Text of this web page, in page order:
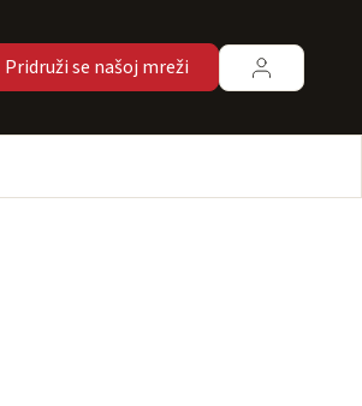
Pridruži se našoj mreži